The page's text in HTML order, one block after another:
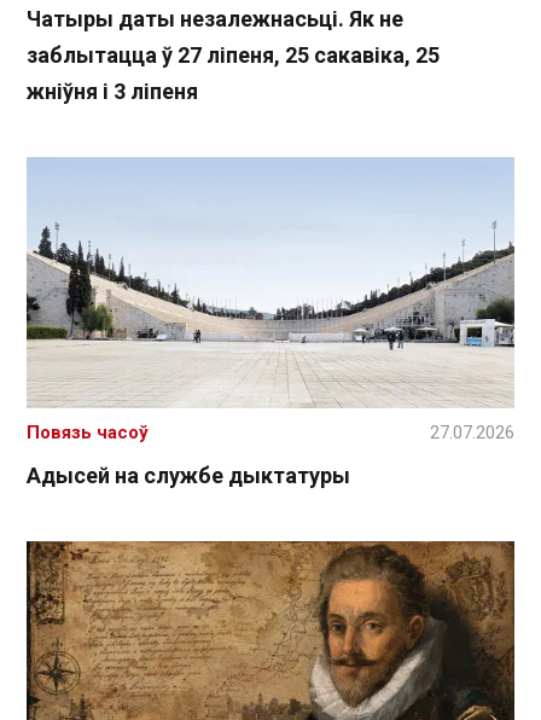
Чатыры даты незалежнасьці. Як не
заблытацца ў 27 ліпеня, 25 сакавіка, 25
жніўня і 3 ліпеня
Адысей на службе дыктатуры
Повязь часоў 27.07.2026